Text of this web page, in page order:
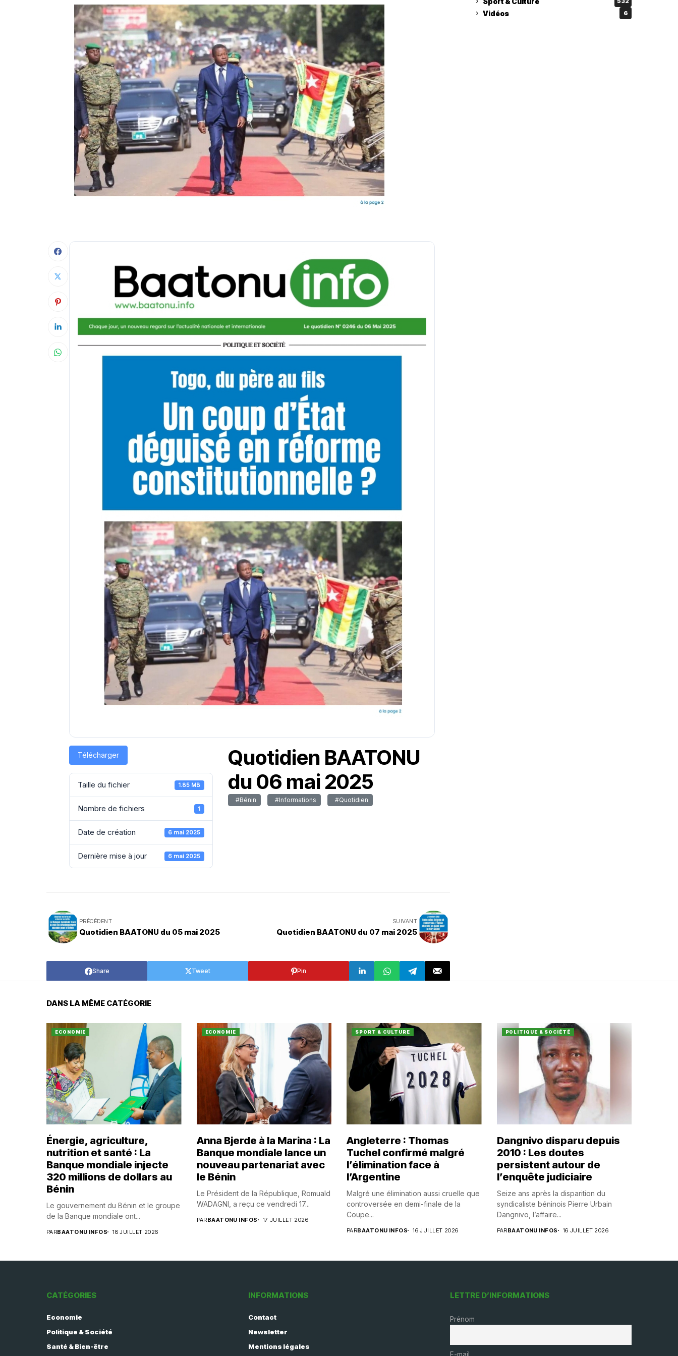
Télécharger
Taille du fichier 1.85 MB
Nombre de fichiers 1
Date de création 6 mai 2025
Dernière mise à jour 6 mai 2025
Quotidien BAATONU
du 06 mai 2025
#Bénin #Informations #Quotidien
PRÉCÉDENT
Quotidien BAATONU du 05 mai 2025
SUIVANT
Quotidien BAATONU du 07 mai 2025
Share Tweet Pin
Vidéos 6
DANS LA MÊME CATÉGORIE
ECONOMIE
Énergie, agriculture,
nutrition et santé : La
Banque mondiale injecte
320 millions de dollars au
Bénin
Le gouvernement du Bénin et le groupe
de la Banque mondiale ont...
PARBAATONU INFOS 18 JUILLET 2026
ECONOMIE
Anna Bjerde à la Marina : La
Banque mondiale lance un
nouveau partenariat avec
le Bénin
Le Président de la République, Romuald
WADAGNI, a reçu ce vendredi 17...
PARBAATONU INFOS 17 JUILLET 2026
SPORT & CULTURE
Angleterre : Thomas
Tuchel confirmé malgré
l’élimination face à
l’Argentine
Malgré une élimination aussi cruelle que
controversée en demi-finale de la
Coupe...
PARBAATONU INFOS 16 JUILLET 2026
POLITIQUE & SOCIÉTÉ
Dangnivo disparu depuis
2010 : Les doutes
persistent autour de
l’enquête judiciaire
Seize ans après la disparition du
syndicaliste béninois Pierre Urbain
Dangnivo, l’affaire...
PARBAATONU INFOS 16 JUILLET 2026
CATÉGORIES
Economie
Politique & Société
Santé & Bien-être
INFORMATIONS
Contact
Newsletter
Mentions légales
LETTRE D’INFORMATIONS
Prénom
E-mail